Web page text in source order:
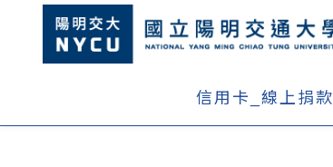
信用卡_線上捐款